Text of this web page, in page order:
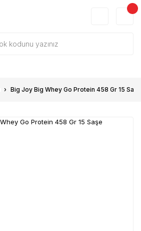
Big Joy Big Whey Go Protein 458 Gr 15 Saşe